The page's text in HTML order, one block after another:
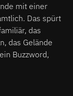
mit einer
Das spürt
das
das Gelände
Buzzword,